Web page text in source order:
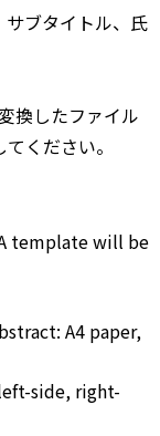
ブタイトル、⽒
換したファイル
ください。
template will be
A4 paper,
side, right-